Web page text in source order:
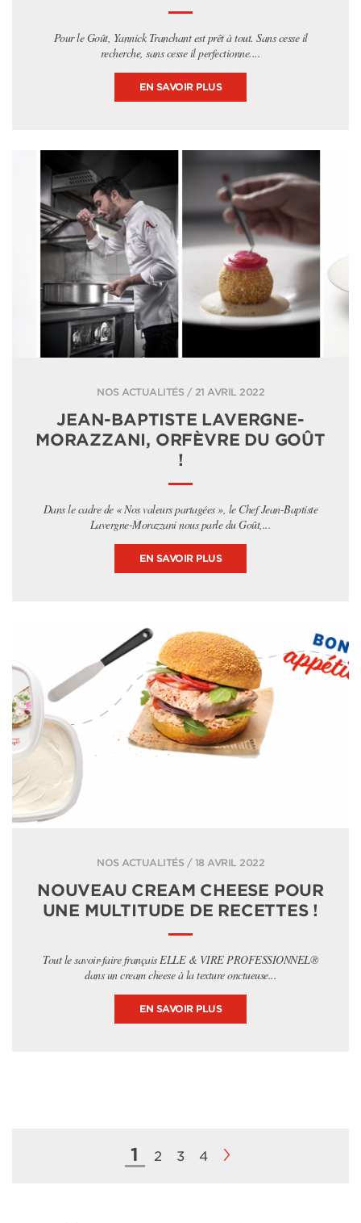
Pour le Goût, Yannick Tranchant est prêt à tout. Sans cesse il
recherche, sans cesse il perfectionne....
EN SAVOIR PLUS
NOS ACTUALITÉS / 21 AVRIL 2022
JEAN-BAPTISTE LAVERGNE-
MORAZZANI, ORFÈVRE DU GOÛT
!
Dans le cadre de « Nos valeurs partagées », le Chef Jean-Baptiste
Lavergne-Morazzani nous parle du Goût,...
EN SAVOIR PLUS
NOS ACTUALITÉS / 18 AVRIL 2022
NOUVEAU CREAM CHEESE POUR
UNE MULTITUDE DE RECETTES !
Tout le savoir-faire français ELLE & VIRE PROFESSIONNEL®
dans un cream cheese à la texture onctueuse...
EN SAVOIR PLUS
1 2 3 4